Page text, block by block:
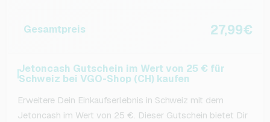
Gesamtpreis 27,99€
Jetoncash Gutschein im Wert von 25 € für
Schweiz bei VGO-Shop (CH) kaufen
Erweitere Dein Einkaufserlebnis in Schweiz mit dem
Jetoncash im Wert von 25 €. Dieser Gutschein bietet Dir